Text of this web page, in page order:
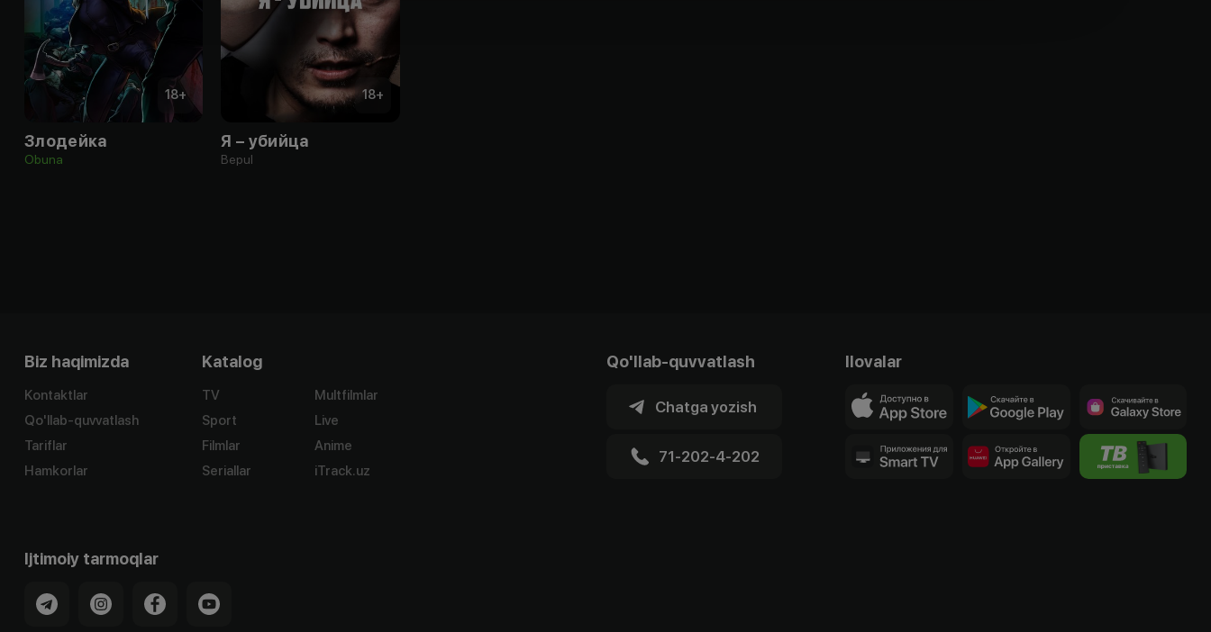
18+
Злодейка
Obuna
18+
Я – убийца
Bepul
Biz haqimizda
Kontaktlar
Qo'llab-quvvatlash
Tariflar
Hamkorlar
Katalog
TV
Sport
Filmlar
Seriallar
Multfilmlar
Live
Anime
iTrack.uz
Qo'llab-quvvatlash
Chatga yozish
71-202-4-202
Ilovalar
Ijtimoiy tarmoqlar